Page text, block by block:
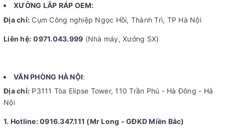
XƯỞNG LẮP RÁP OEM:
Địa chỉ: Cụm Công nghiệp Ngọc Hồi, Thành Trì, TP Hà Nội
Liên hệ: 0971.043.999 (Nhà máy, Xưởng SX)
VĂN PHÒNG HÀ NỘI:
Địa chỉ: P3111 Tòa Elipse Tower, 110 Trần Phú - Hà Đông - Hà
Nội
1. Hotline: 0916.347.111 (Mr Long - GĐKD Miền Bắc)